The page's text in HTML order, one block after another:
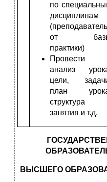
по
дисциплинам
(преподаватель
от
практики)
Провести
анализ
цели,
план
структура
занятия и т.д.
ВЫСШЕГО